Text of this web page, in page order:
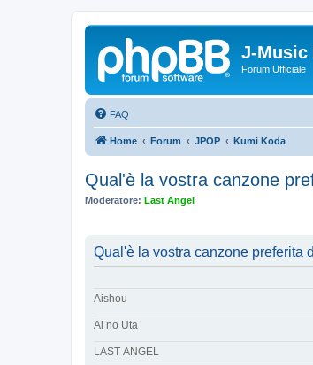
J-Music
Forum Ufficiale
FAQ
Home Forum JPOP Kumi Koda
Qual'è la vostra canzone
Moderatore: Last Angel
Qual'è la vostra canzone preferita
Aishou
Ai no Uta
LAST ANGEL